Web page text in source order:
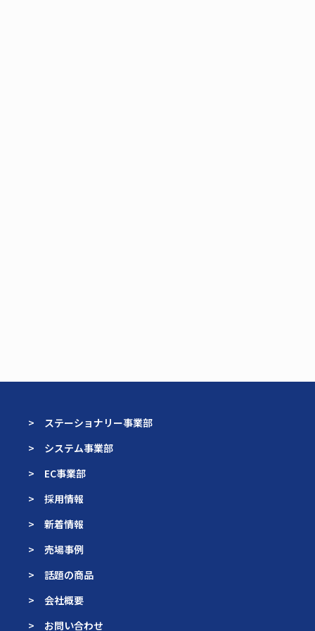
> ステーショナリー事業部
> システム事業部
> EC事業部
> 採用情報
> 新着情報
> 売場事例
> 話題の商品
> 会社概要
> お問い合わせ